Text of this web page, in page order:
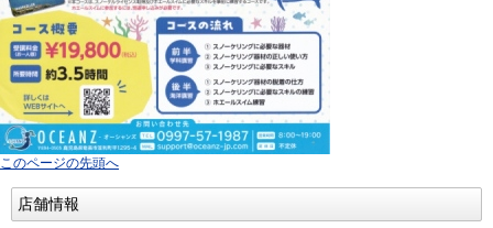
このページの先頭へ
店舗情報